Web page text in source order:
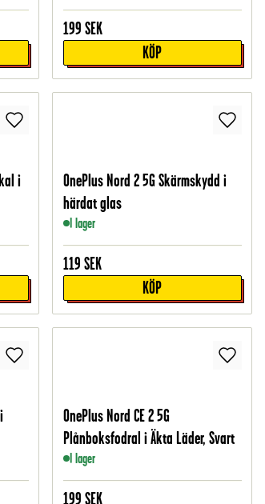
199 SEK
KÖP
i
OnePlus Nord 2 5G Skärmskydd i
härdat glas
I lager
119 SEK
KÖP
OnePlus Nord CE 2 5G
Plånboksfodral i Äkta Läder, Svart
I lager
199 SEK